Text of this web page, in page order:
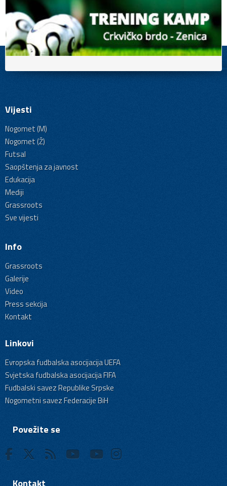
Vijesti
Nogomet (M)
Nogomet (Ž)
Futsal
Saopštenja za javnost
Edukacija
Mediji
Grassroots
Sve vijesti
Info
Grassroots
Galerije
Video
Press sekcija
Kontakt
Linkovi
Evropska fudbalska asocijacija UEFA
Svjetska fudbalska asocijacija FIFA
Fudbalski savez Republike Srpske
Nogometni savez Federacije BiH
Povežite se
Kontakt